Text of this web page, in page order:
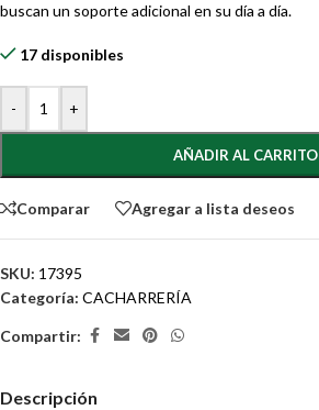
buscan un soporte adicional en su día a día.
17 disponibles
- +
AÑADIR AL CARRITO
Comparar Agregar a lista deseos
SKU: 17395
Categoría: CACHARRERÍA
Compartir:
Descripción